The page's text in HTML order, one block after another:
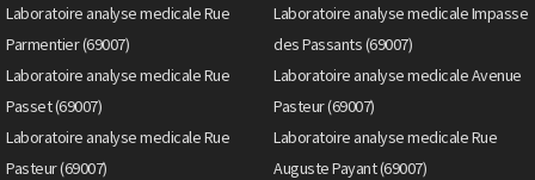
Laboratoire analyse medicale Rue
Parmentier (69007)
Laboratoire analyse medicale Impasse
des Passants (69007)
Laboratoire analyse medicale Rue
Passet (69007)
Laboratoire analyse medicale Avenue
Pasteur (69007)
Laboratoire analyse medicale Rue
Pasteur (69007)
Laboratoire analyse medicale Rue
Auguste Payant (69007)